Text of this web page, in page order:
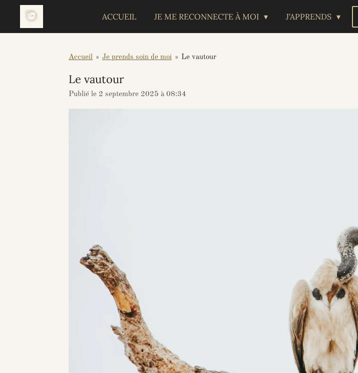
Passer
ACCUEIL JE ME RECONNECTE À MOI J'APPRENDS
Accueil » Je prends soin de moi » Le vautour
Le vautour
Publié le 2 septembre 2025 à 08:34